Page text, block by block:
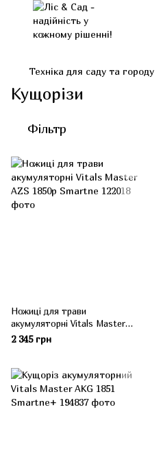
Техніка для саду та городу
Кущорізи
Фільтр
Ножицi для трави
акумуляторнi Vitals Master
AZS 1850p Smartne
2 345 грн